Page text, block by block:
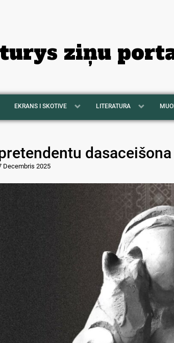
ziņu
EKRANS I SKOTIVE LITERATURA
Decembris 2025